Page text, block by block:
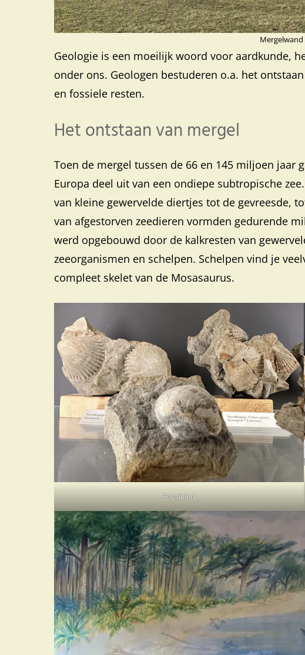
Geologie is een moeilijk woord voor aardkunde,
onder ons. Geologen bestuderen o.a. het
en fossiele resten.
Het ontstaan van mergel
Toen de mergel tussen de 66 en 145 miljoen jaar
Europa deel uit van een ondiepe subtropische
van kleine gewervelde diertjes tot de gevreesde,
van afgestorven zeedieren vormden gedurende
werd opgebouwd door de kalkresten van
zeeorganismen en schelpen. Schelpen vind je
compleet skelet van de Mosasaurus.
Fossielen